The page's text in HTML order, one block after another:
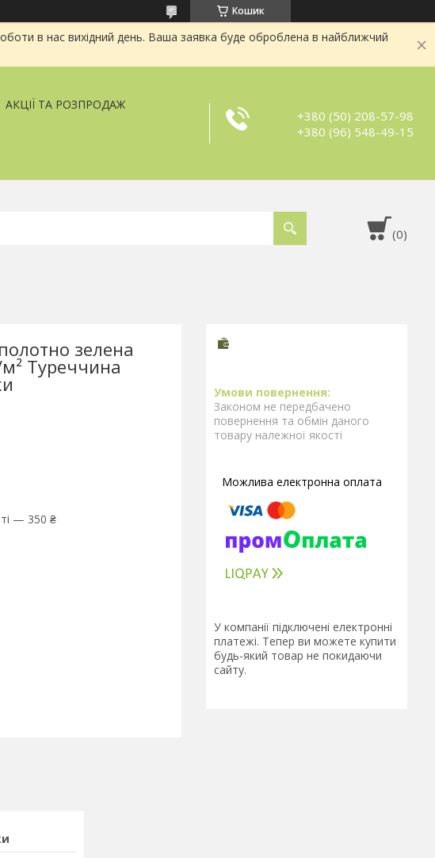
Кошик
в нас вихідний день. Ваша заявка буде оброблена в найближчий
АКЦІЇ ТА РОЗПРОДАЖ
+380 (50) 208-57-98
+380 (96) 548-49-15
зелена
Туреччина
— 350 ₴
Законом не передбачено
повернення та обмін даного
товару належної якості
У компанії підключені електронні
платежі. Тепер ви можете купити
будь-який товар не покидаючи
сайту.